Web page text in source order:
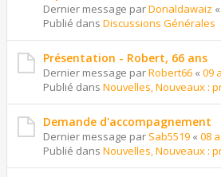
Dernier message parDonaldawaiz «
Publié dans Discussions Générales
Présentation - Robert, 66 ans
Dernier message parRobert66 « 09
Publié dans Nouvelles, Nouveaux :
Demande d'accompagnement
Dernier message par Sab5519 « 08
Publié dans Nouvelles, Nouveaux :